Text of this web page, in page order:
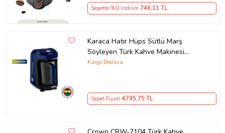
Sepette %9 İndirim 746,11 TL
Karaca Hatır Hüps Sütlü Marş
Söyleyen Türk Kahve Makinesi
Fenerbahçe Lisanslı
Kargo Bedava
Sepet Fiyatı 6795,75 TL